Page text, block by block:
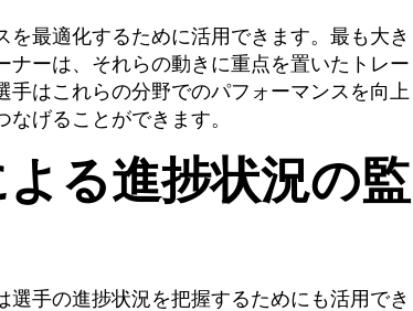
最適化するために活用できます。最も大き
ーは、それらの動きに重点を置いたトレー
はこれらの分野でのパフォーマンスを向上
げることができます。
る進捗状況の監
手の進捗状況を把握するためにも活用でき